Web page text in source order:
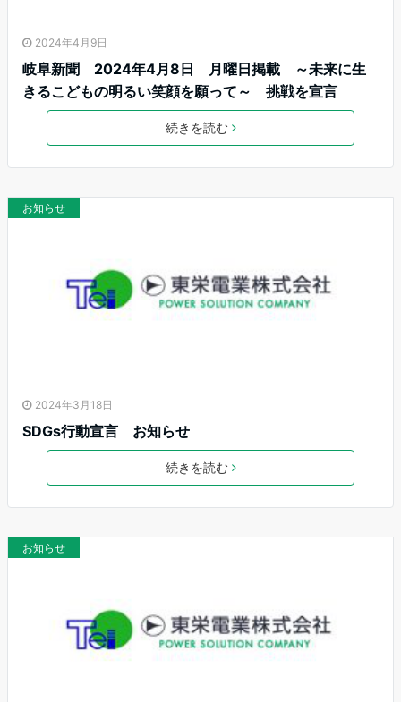
2024年4月9日
岐阜新聞 2024年4月8日 月曜日掲載 ～未来に生
きるこどもの明るい笑顔を願って～ 挑戦を宣言
続きを読む
お知らせ
2024年3月18日
SDGs行動宣言 お知らせ
続きを読む
お知らせ